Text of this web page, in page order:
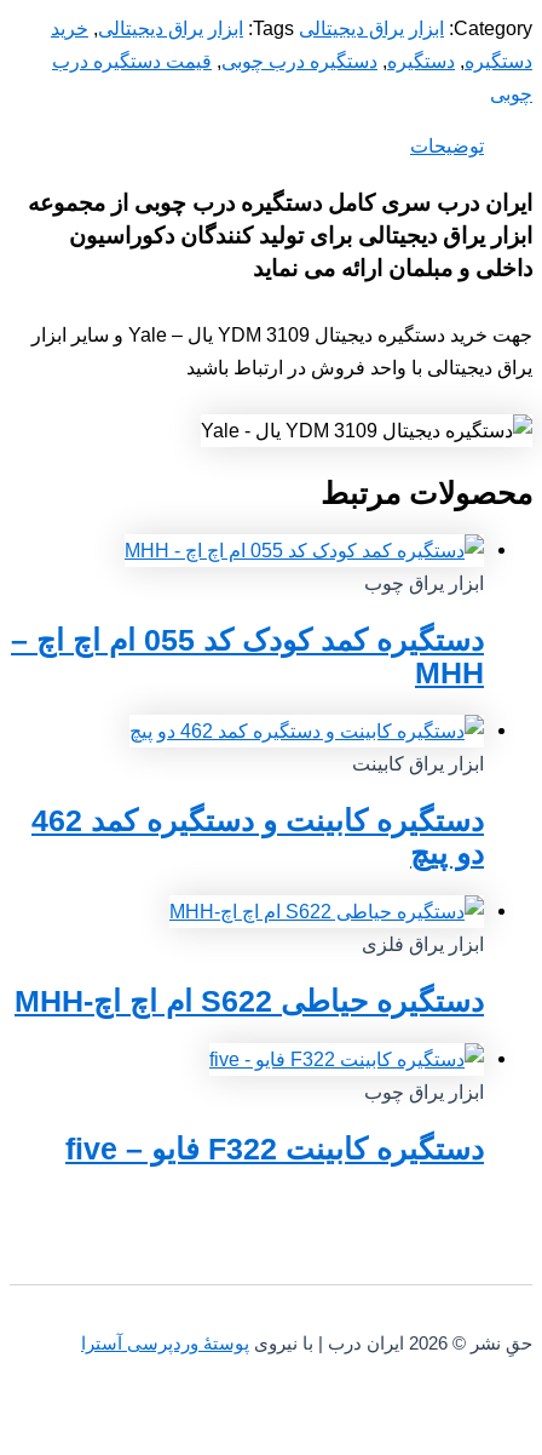
Category: ابزار یراق دیجیتالی Tags: ابزار یراق دیجیتالی, خرید
دستگیره, دستگیره, دستگیره درب چوبی, قیمت دستگیره درب
چوبی
توضیحات
ایران درب سری کامل دستگیره درب چوبی از مجموعه
ابزار یراق دیجیتالی برای تولید کنندگان دکوراسیون
داخلی و مبلمان ارائه می نماید
جهت خرید دستگیره دیجیتال YDM 3109 یال – Yale و سایر ابزار
یراق دیجیتالی با واحد فروش در ارتباط باشید
محصولات مرتبط
ابزار یراق چوب
دستگیره کمد کودک کد 055 ام اچ اچ –
MHH
ابزار یراق کابینت
دستگیره کابینت و دستگیره کمد 462
دو پیچ
ابزار یراق فلزی
دستگیره حیاطی S622 ام اچ اچ-MHH
ابزار یراق چوب
دستگیره کابینت F322 فایو – five
حقِ نشر © 2026 ایران درب | با نیروی پوستهٔ وردپرسی آسترا